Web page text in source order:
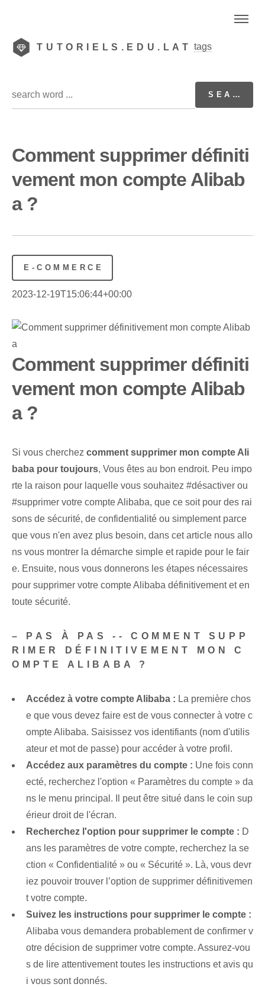
TUTORIELS.EDU.LAT tags
Comment supprimer définiti
vement mon compte Alibab
a ?
E-COMMERCE
2023-12-19T15:06:44+00:00
Comment supprimer définiti
vement mon compte Alibab
a ?
Si vous cherchez comment supprimer mon compte Ali
baba pour toujours, Vous êtes au bon endroit. Peu impo
rte la raison pour laquelle vous souhaitez #désactiver ou
#supprimer votre compte Alibaba, que ce soit pour des rai
sons de sécurité, de confidentialité ou simplement parce
que vous n'en avez plus besoin, dans cet article nous allo
ns vous montrer la démarche simple et rapide pour le fair
e. Ensuite, nous vous donnerons les étapes nécessaires
pour supprimer votre compte Alibaba définitivement et en
toute sécurité.
– PAS À PAS --‍ COMMENT SUPP
RIMER DÉFINITIVEMENT MON C
OMPTE ALIBABA ?
Accédez à votre compte Alibaba : La première chos
e que vous devez faire est de vous connecter à votre c
ompte Alibaba. Saisissez vos identifiants (nom d'utilis
ateur et mot de passe) pour accéder à votre profil.
Accédez aux paramètres du compte : Une fois conn
ecté, recherchez l'option « Paramètres du compte » da
ns le menu principal. Il peut être situé dans le coin sup
érieur droit de l'écran.
Recherchez l'option pour supprimer⁢ le compte : D
ans les paramètres de votre compte, recherchez la se
ction « Confidentialité » ou « Sécurité ». Là, vous devr
iez pouvoir trouver l’option de supprimer définitivemen
t votre compte.
Suivez les instructions pour supprimer le compte :
Alibaba vous demandera probablement de confirmer v
otre décision de supprimer votre compte. Assurez-vou
s de lire attentivement toutes les instructions et avis qu
i vous sont donnés.